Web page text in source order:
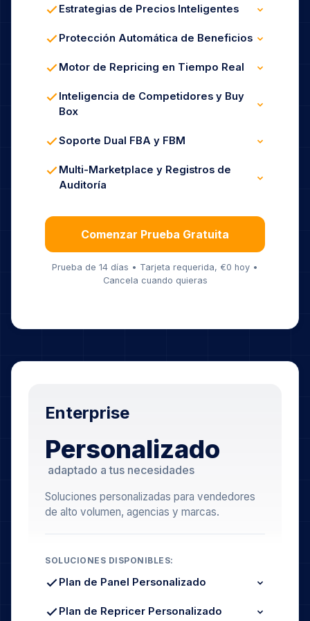
Estrategias de Precios Inteligentes
Reglas de Marca / Private Label
Protección Automática de Beneficios
Protección de Margen con Comisiones
Motor de Repricing en Tiempo Real
Reacción Dinámica al Mercado
Automatización 24/7 Sin Intervención
Inteligencia de Competidores y Buy
Box
Análisis de Tasa de Ganancia de Buy Box
Soporte Dual FBA y FBM
Lógica Específica para FBM
Soporte de Estrategia Híbrida
Multi-Marketplace y Registros de
Auditoría
Comenzar Prueba Gratuita
Prueba de 14 días • Tarjeta requerida, €0 hoy •
Cancela cuando quieras
Enterprise
Personalizado
adaptado a tus necesidades
Soluciones personalizadas para vendedores
de alto volumen, agencias y marcas.
SOLUCIONES DISPONIBLES:
Plan de Panel Personalizado
Retención de Datos Ampliada
Plan de Repricer Personalizado